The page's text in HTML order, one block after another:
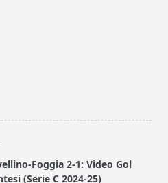
Foggia 2-1: Video Gol
(Serie C 2024-25)